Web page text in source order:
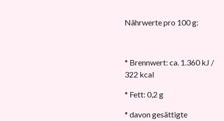
Nährwerte pro 100 g:
* Brennwert: ca. 1.360 kJ /
322 kcal
* Fett: 0,2 g
* davon gesättigte